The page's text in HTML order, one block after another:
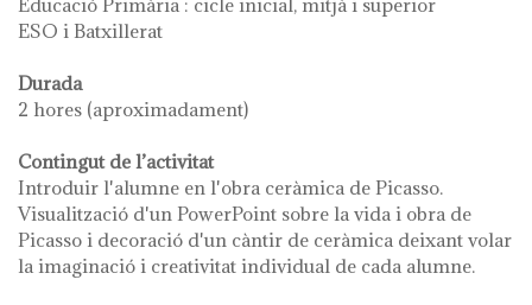
Educació Primària : cicle inicial, mitjà i superior
ESO i Batxillerat
Durada
2 hores (aproximadament)
Contingut de l’activitat
Introduir l'alumne en l'obra ceràmica de Picasso.
Visualització d'un PowerPoint sobre la vida i obra de
Picasso i decoració d'un càntir de ceràmica deixant volar
la imaginació i creativitat individual de cada alumne.